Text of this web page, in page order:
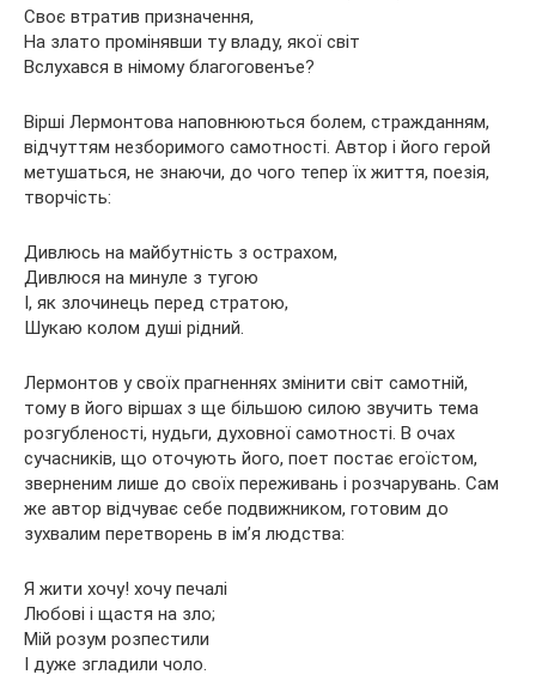
Своє втратив призначення,
На злато промінявши ту владу, якої світ
Вслухався в німому благоговенъе?
Вірші Лермонтова наповнюються болем, стражданням,
відчуттям незборимого самотності. Автор і його герой
метушаться, не знаючи, до чого тепер їх життя, поезія,
творчість:
Дивлюсь на майбутність з острахом,
Дивлюся на минуле з тугою
І, як злочинець перед стратою,
Шукаю колом душі рідний.
Лермонтов у своїх прагненнях змінити світ самотній,
тому в його віршах з ще більшою силою звучить тема
розгубленості, нудьги, духовної самотності. В очах
сучасників, що оточують його, поет постає егоїстом,
зверненим лише до своїх переживань і розчарувань. Сам
же автор відчуває себе подвижником, готовим до
зухвалим перетворень в ім’я людства:
Я жити хочу! хочу печалі
Любові і щастя на зло;
Мій розум розпестили
І дуже згладили чоло.